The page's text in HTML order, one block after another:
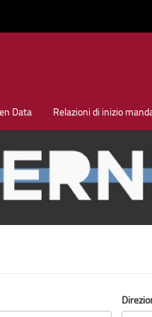
Data Relazioni di inizio